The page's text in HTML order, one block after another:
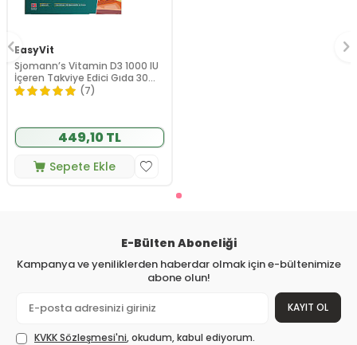
EasyVit
Sjomann’s Vitamin D3 1000 IU
İçeren Takviye Edici Gıda 30
Adet Çiğnenebilir Jel Form
(7)
449,10 TL
Sepete Ekle
E-Bülten Aboneliği
Kampanya ve yeniliklerden haberdar olmak için e-bültenimize
abone olun!
KAYIT OL
KVKK Sözleşmesi'ni, okudum, kabul ediyorum.